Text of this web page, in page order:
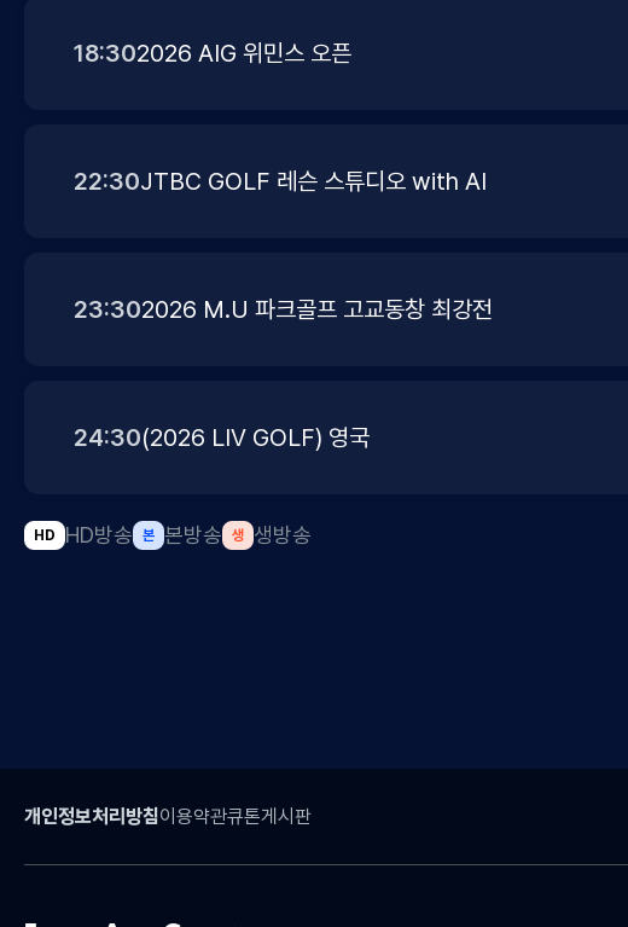
18:302026 AIG 위민스 오픈
22:30JTBC GOLF 레슨 스튜디오 with AI
23:302026 M.U 파크골프 고교동창 최강전
24:30(2026 LIV GOLF) 영국
HD HD방송 본 본방송 생 생방송
개인정보처리방침이용약관큐톤게시판